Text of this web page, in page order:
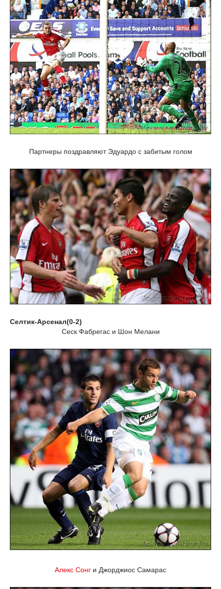
Партнеры поздравляют Эдуардо с забитым голом
Селтик-Арсенал(0-2)
Сеск Фабрегас и Шон Мелани
Алекс Сонг и Джорджиос Самарас